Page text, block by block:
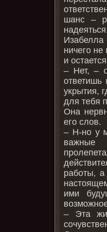
шанс –
Изабелла
ничего
и
– Нет, –
ответишь
укрытия,
для тебя
Она
его слов.
– Н-но у
важные
работы, а
ими
– Эта